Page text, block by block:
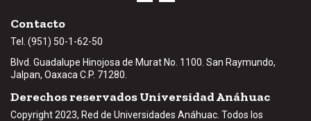
Contacto
Tel. (951) 50-1-62-50
Blvd. Guadalupe Hinojosa de Murat No. 1100. San Raymundo,
Jalpan, Oaxaca C.P. 71280
Derechos reservados Universidad Anáhuac
Copyright 2023, Red de Universidades Anáhuac. Todos los